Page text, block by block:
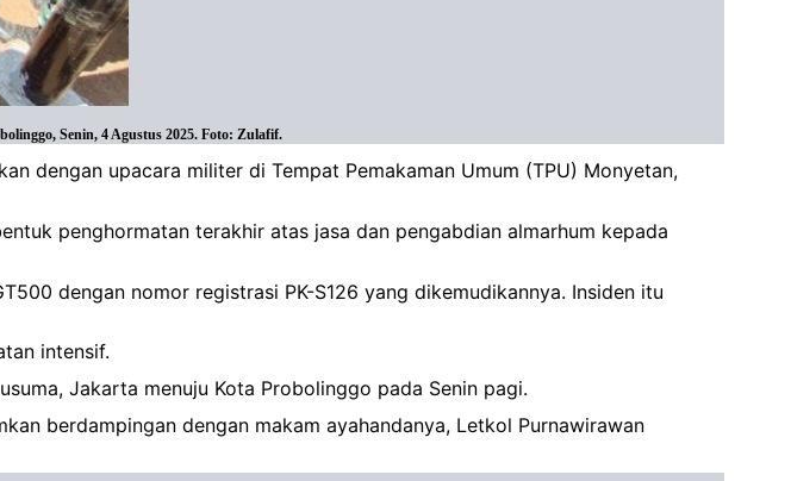
Senin, 4 Agustus 2025. Foto: Zulafif.
dengan upacara militer di Tempat Pemakaman Umum (TPU) Monyetan,
penghormatan terakhir atas jasa dan pengabdian almarhum kepada
dengan nomor registrasi PK-S126 yang dikemudikannya. Insiden itu
intensif.
Jakarta menuju Kota Probolinggo pada Senin pagi.
berdampingan dengan makam ayahandanya, Letkol Purnawirawan